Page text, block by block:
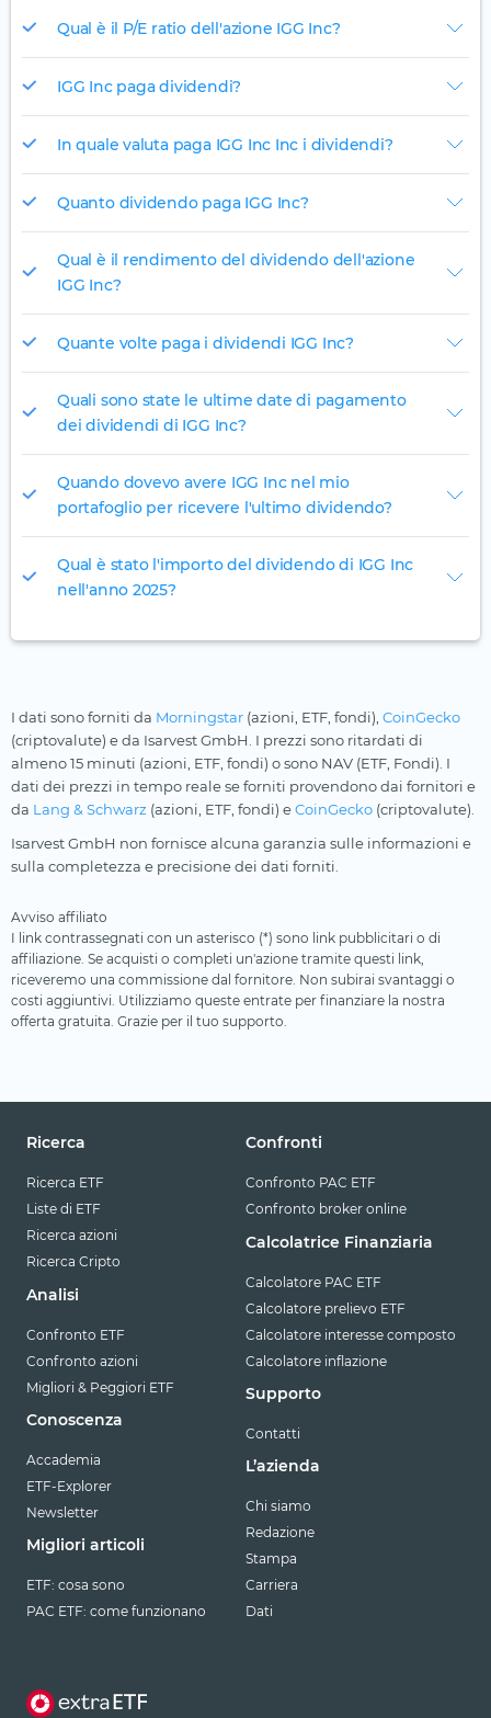
Qual è il P/E ratio dell'azione IGG Inc?
IGG Inc paga dividendi?
In quale valuta paga IGG Inc Inc i dividendi?
Quanto dividendo paga IGG Inc?
Qual è il rendimento del dividendo dell'azione
IGG Inc?
Quante volte paga i dividendi IGG Inc?
Quali sono state le ultime date di pagamento
dei dividendi di IGG Inc?
Quando dovevo avere IGG Inc nel mio
portafoglio per ricevere l'ultimo dividendo?
Qual è stato l'importo del dividendo di IGG Inc
nell'anno 2025?
I dati sono forniti da Morningstar (azioni, ETF, fondi), CoinGecko
(criptovalute) e da Isarvest GmbH. I prezzi sono ritardati di
almeno 15 minuti (azioni, ETF, fondi) o sono NAV (ETF, Fondi). I
dati dei prezzi in tempo reale se forniti provendono dai fornitori e
da Lang & Schwarz (azioni, ETF, fondi) eCoinGecko (criptovalute).
Isarvest GmbH non fornisce alcuna garanzia sulle informazioni e
sulla completezza e precisione dei dati forniti.
Avviso affiliato
I link contrassegnati con un asterisco (*) sono link pubblicitari o di
affiliazione. Se acquisti o completi un'azione tramite questi link,
riceveremo una commissione dal fornitore. Non subirai svantaggi o
costi aggiuntivi. Utilizziamo queste entrate per finanziare la nostra
offerta gratuita. Grazie per il tuo supporto.
Ricerca
Ricerca ETF
Liste di ETF
Ricerca azioni
Ricerca Cripto
Analisi
Confronto ETF
Confronto azioni
Migliori & Peggiori ETF
Conoscenza
Accademia
ETF-Explorer
Newsletter
Migliori articoli
ETF: cosa sono
PAC ETF: come funzionano
Confronti
Confronto PAC ETF
Confronto broker online
Calcolatrice Finanziaria
Calcolatore PAC ETF
Calcolatore prelievo ETF
Calcolatore interesse composto
Calcolatore inflazione
Supporto
Contatti
L’azienda
Chi siamo
Redazione
Stampa
Carriera
Dati